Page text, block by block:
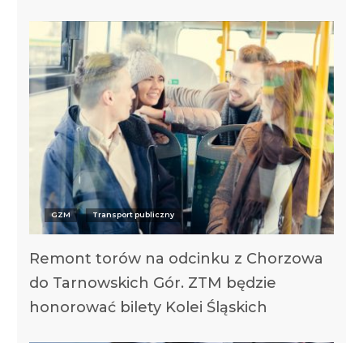
GZM Transport publiczny
Remont torów na odcinku z Chorzowa
do Tarnowskich Gór. ZTM będzie
honorować bilety Kolei Śląskich